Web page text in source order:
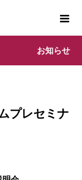
お知らせ
プレセミナ